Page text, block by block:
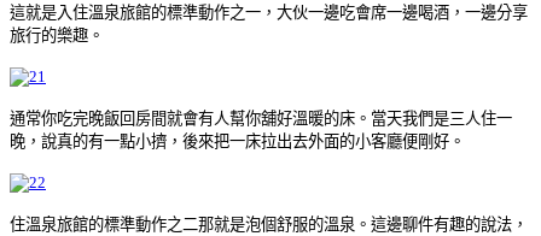
這就是入住溫泉旅館的標準動作之一，大伙一邊吃會席一邊喝酒，一邊分享
旅行的樂趣。
通常你吃完晚飯回房間就會有人幫你舖好溫暖的床。當天我們是三人住一
晚，說真的有一點小擠，後來把一床拉出去外面的小客廳便剛好。
住溫泉旅館的標準動作之二那就是泡個舒服的溫泉。這邊聊件有趣的說法，